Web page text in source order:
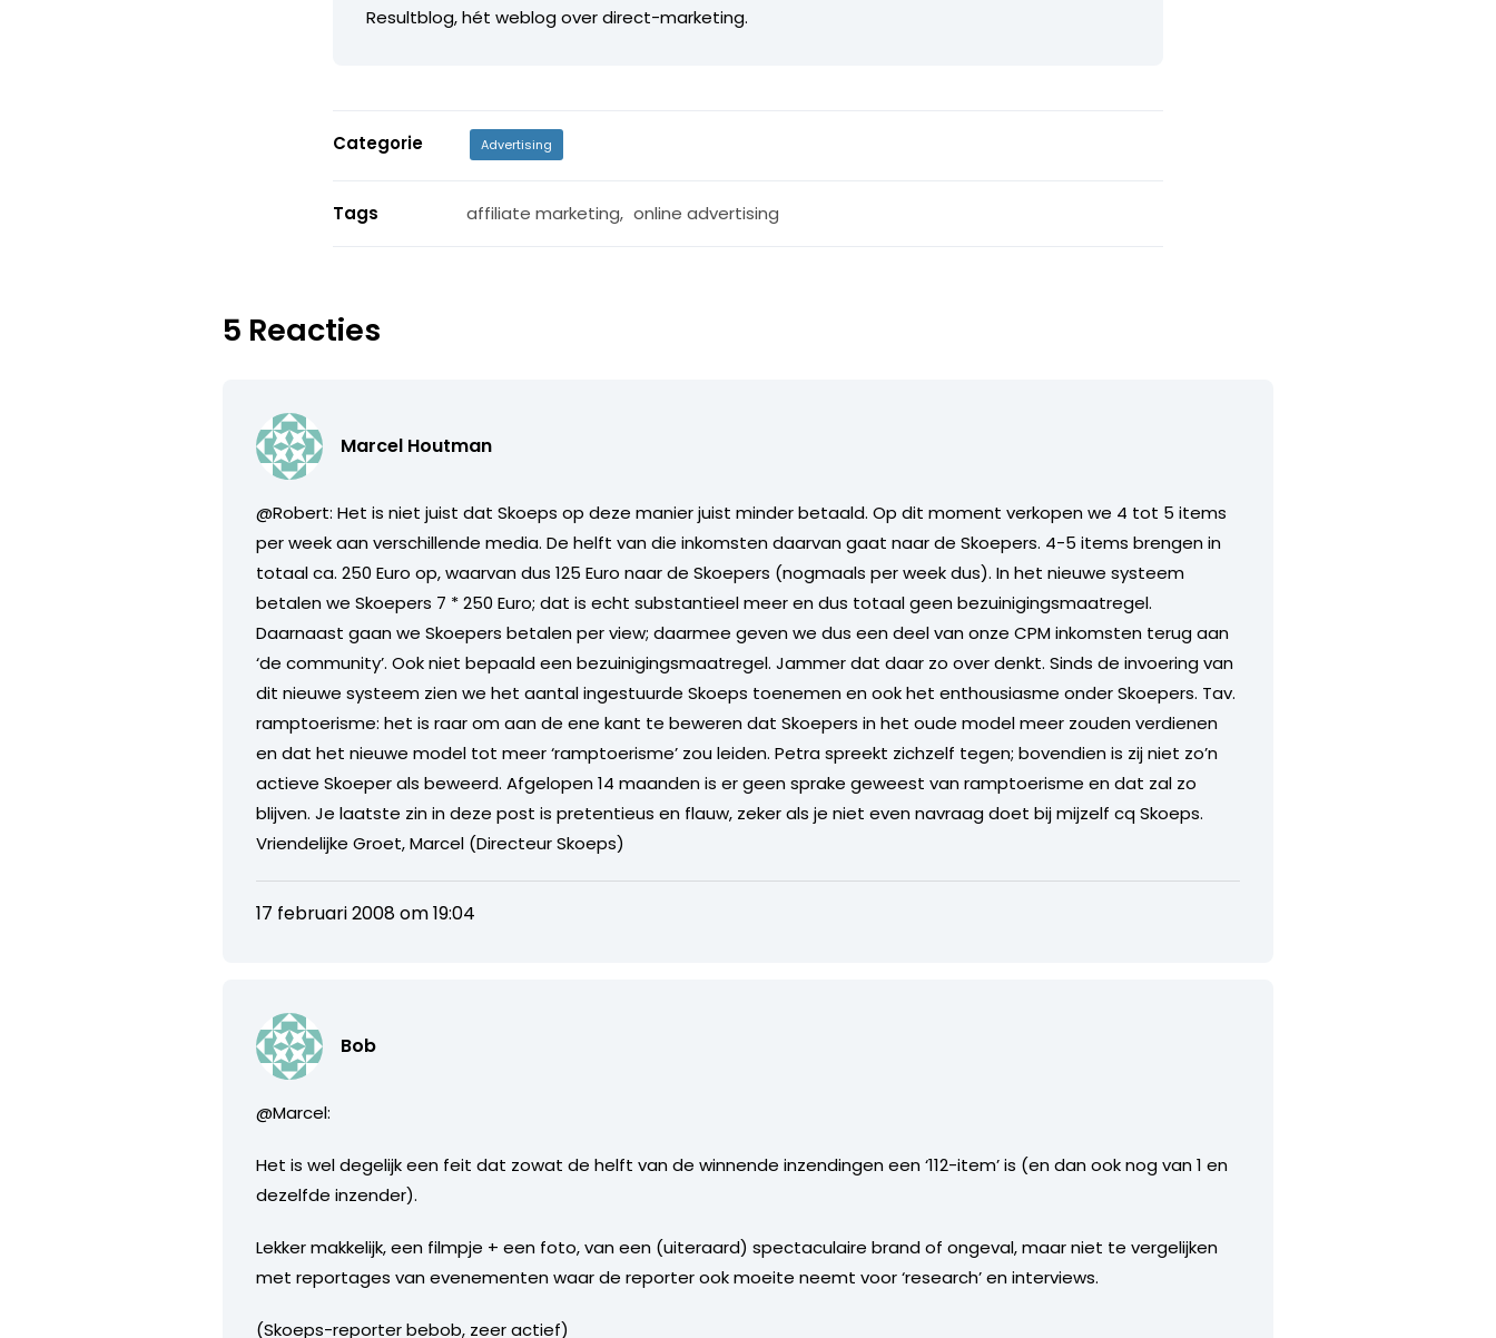
Resultblog, hét weblog over direct-marketing.
Categorie Advertising
Tags affiliate marketing, online advertising
5 Reacties
Marcel Houtman
@Robert: Het is niet juist dat Skoeps op deze manier juist minder betaald. Op dit moment verkopen we 4 tot 5 items
per week aan verschillende media. De helft van die inkomsten daarvan gaat naar de Skoepers. 4-5 items brengen in
totaal ca. 250 Euro op, waarvan dus 125 Euro naar de Skoepers (nogmaals per week dus). In het nieuwe systeem
betalen we Skoepers 7 * 250 Euro; dat is echt substantieel meer en dus totaal geen bezuinigingsmaatregel.
Daarnaast gaan we Skoepers betalen per view; daarmee geven we dus een deel van onze CPM inkomsten terug aan
‘de community’. Ook niet bepaald een bezuinigingsmaatregel. Jammer dat daar zo over denkt. Sinds de invoering van
dit nieuwe systeem zien we het aantal ingestuurde Skoeps toenemen en ook het enthousiasme onder Skoepers. Tav.
ramptoerisme: het is raar om aan de ene kant te beweren dat Skoepers in het oude model meer zouden verdienen
en dat het nieuwe model tot meer ‘ramptoerisme’ zou leiden. Petra spreekt zichzelf tegen; bovendien is zij niet zo’n
actieve Skoeper als beweerd. Afgelopen 14 maanden is er geen sprake geweest van ramptoerisme en dat zal zo
blijven. Je laatste zin in deze post is pretentieus en flauw, zeker als je niet even navraag doet bij mijzelf cq Skoeps.
Vriendelijke Groet, Marcel (Directeur Skoeps)
17 februari 2008 om 19:04
Bob
@Marcel:
Het is wel degelijk een feit dat zowat de helft van de winnende inzendingen een ‘112-item’ is (en dan ook nog van 1 en
dezelfde inzender).
Lekker makkelijk, een filmpje + een foto, van een (uiteraard) spectaculaire brand of ongeval, maar niet te vergelijken
met reportages van evenementen waar de reporter ook moeite neemt voor ‘research’ en interviews.
(Skoeps-reporter bebob, zeer actief)